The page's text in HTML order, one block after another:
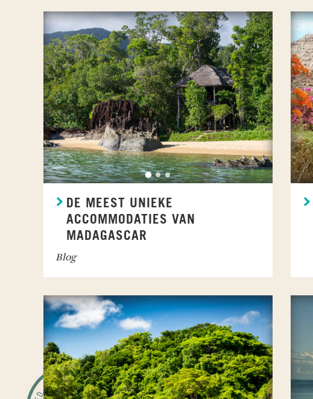
DE MEEST UNIEKE
ACCOMMODATIES VAN
MADAGASCAR
Blog